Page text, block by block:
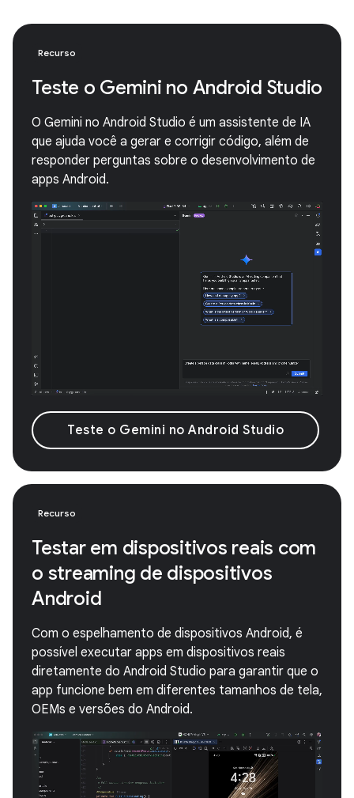
Recurso
Teste o Gemini no Android Studio
O Gemini no Android Studio é um assistente de IA
que ajuda você a gerar e corrigir código, além de
responder perguntas sobre o desenvolvimento de
apps Android.
Teste o Gemini no Android Studio
Recurso
Testar em dispositivos reais com
o streaming de dispositivos
Android
Com o espelhamento de dispositivos Android, é
possível executar apps em dispositivos reais
diretamente do Android Studio para garantir que o
app funcione bem em diferentes tamanhos de tela,
OEMs e versões do Android.